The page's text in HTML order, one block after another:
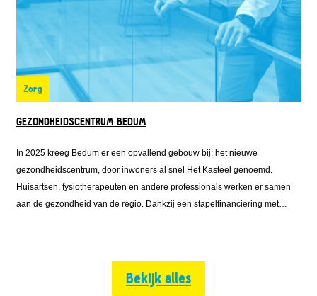
Zorg
GEZONDHEIDSCENTRUM BEDUM
In 2025 kreeg Bedum er een opvallend gebouw bij: het nieuwe
gezondheidscentrum, door inwoners al snel Het Kasteel genoemd.
Huisartsen, fysiotherapeuten en andere professionals werken er samen
aan de gezondheid van de regio. Dankzij een stapelfinanciering met
Bekijk alles